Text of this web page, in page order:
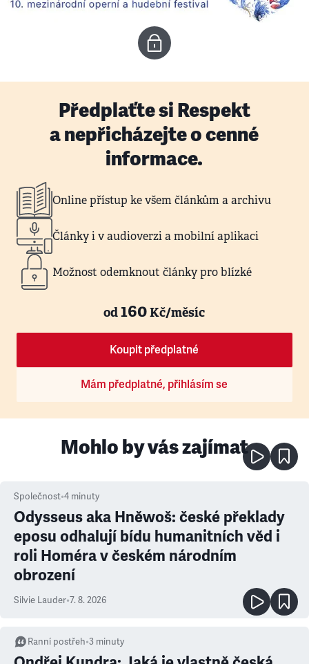
Předplaťte si Respekt
a nepřicházejte o cenné
informace.
Online přístup ke všem článkům a archivu
Články i v audioverzi a mobilní aplikaci
Možnost odemknout články pro blízké
od160Kč/měsíc
Koupit předplatné
Mám předplatné, přihlásím se
Mohlo by vás zajímat
Společnost•4 minuty
Odysseus aka Hněwoš: české překlady
eposu odhalují bídu humanitních věd i
roli Homéra v českém národním
obrození
Silvie Lauder•7. 8. 2026
Ranní postřeh•3 minuty